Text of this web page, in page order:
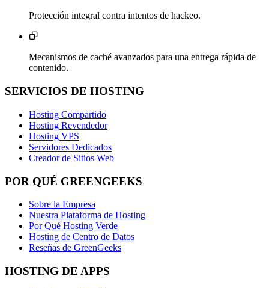
Protección integral contra intentos de hackeo.

Mecanismos de caché avanzados para una entrega rápida de
contenido.
SERVICIOS DE HOSTING
Hosting Compartido
Hosting Revendedor
Hosting VPS
Servidores Dedicados
Creador de Sitios Web
POR QUÉ GREENGEEKS
Sobre la Empresa
Nuestra Plataforma de Hosting
Por Qué Hosting Verde
Hosting de Centro de Datos
Reseñas de GreenGeeks
HOSTING DE APPS